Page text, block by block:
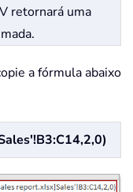
retornará uma
a fórmula abaixo